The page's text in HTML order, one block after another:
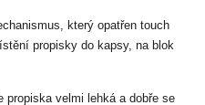
který opatřen touch
propisky do kapsy, na blok
velmi lehká a dobře se